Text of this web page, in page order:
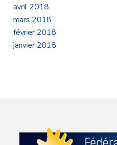
avril 2018
mars 2018
février 2018
janvier 2018